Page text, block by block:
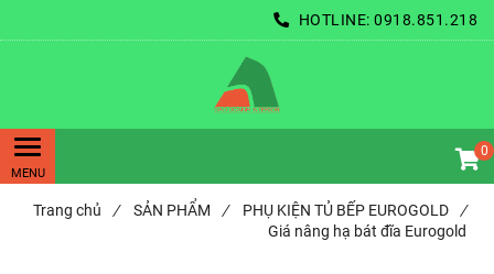
HOTLINE: 0918.851.218
0
Trang chủ / SẢN PHẨM / PHỤ KIỆN TỦ BẾP EUROGOLD
/
Giá nâng hạ bát đĩa Eurogold